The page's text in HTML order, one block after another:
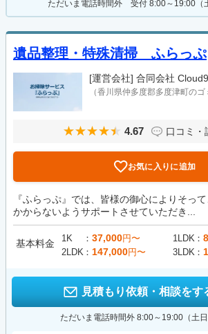
ただいま電話時間外 受付 8:00～19:00（
遺品整理・特殊清掃 ふらっぷ
[運営会社] 合同会社 Cloud9
（香川県仲多度郡多度津町のゴ
4.67 口コミ・
お気に入りに追加
『ふらっぷ』では、皆様の御心によりそっ
かからないようサポートさせていただき...
基本料金 1K 37,000円〜 1LDK
2LDK
147,000円〜 3LDK
見積もり依頼・相談をす
ただいま電話時間外 8:00～19:00（土日